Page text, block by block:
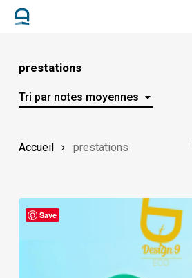
Skip
contentprestations
Tri par notes moyennes
Accueil prestations
Save